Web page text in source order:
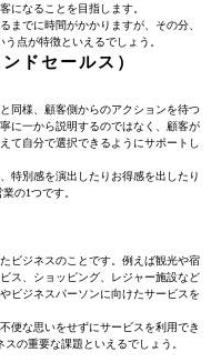
になることを目指します。
までに時間がかかりますが、その分、
点が特徴といえるでしょう。
ドセールス）
同様、顧客側からのアクションを待つ
に一から説明するのではなく、顧客が
て自分で選択できるようにサポートし
特別感を演出したりお得感を出したり
の1つです。
ビジネスのことです。例えば観光や宿
ス、ショッピング、レジャー施設など
ビジネスパーソンに向けたサービスを
便な思いをせずにサービスを利用でき
の重要な課題といえるでしょう。